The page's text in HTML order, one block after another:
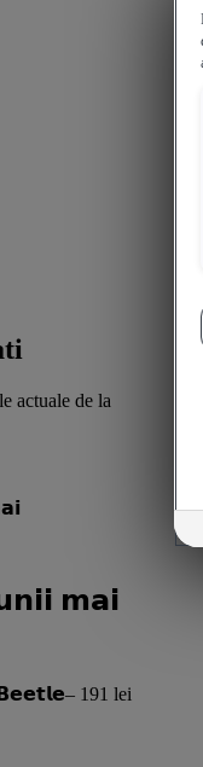
actuale de la
𝗺𝗮𝗶
191 lei